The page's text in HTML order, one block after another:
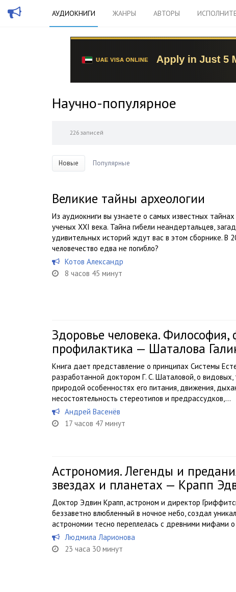
АУДИОКНИГИ ЖАНРЫ АВТОРЫ
Научно-популярное
226 записей
Новые Популярные
Великие тайны археологии
Из аудиокниги вы узнаете о самых известных
ученых XXI века. Тайна гибели неандертальцев,
удивительных историй ждут вас в этом сборнике. В
человечество едва не погибло?
Котов Александр
8 часов 45 минут
Здоровье человека. Философия,
профилактика — Шаталова
Книга дает представление о принципах Системы
разработанной доктором Г. С. Шаталовой, о видовых,
природой особенностях его питания, движения,
несостоятельность стереотипов и предрассудков,...
Андрей Васенёв
17 часов 47 минут
Астрономия. Легенды и
звездах и планетах — Крапп
Доктор Эдвин Крапп, астроном и директор
беззаветно влюбленный в ночное небо, создал
астрономии тесно переплелась с древними мифами
Людмила Ларионова
23 часа 30 минут